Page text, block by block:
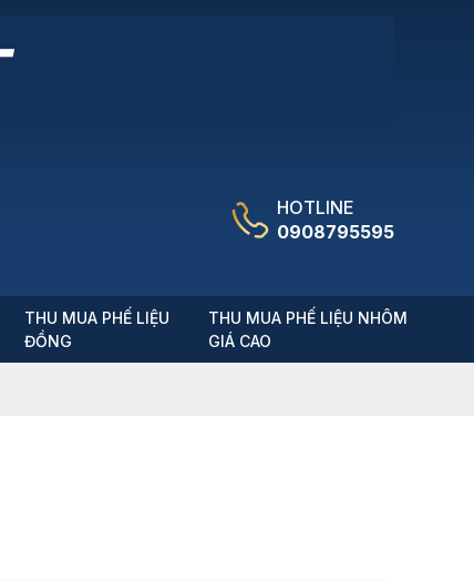
HOTLINE
0908795595
THU MUA PHẾ LIỆU
ĐỒNG
THU MUA PHẾ LIỆU NHÔM
GIÁ CAO